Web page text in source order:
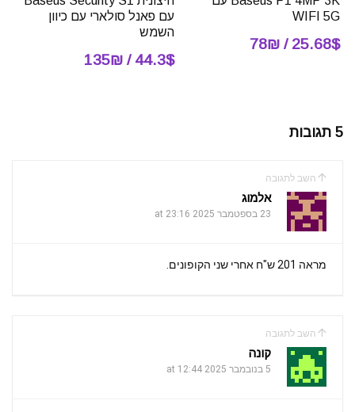
WIFI 5G
25.68$ / 78₪
עם פאנל סולארי עם כיוון
השמש
44.3$ / 135₪
5 תגובות
השב לתגובה
אלמוג
23 בספטמבר 2025 at 23:16
מראה 201 ש"ח אחרי שני הקופונים.
השב לתגובה
קונה
5 בנובמבר 2025 at 12:44